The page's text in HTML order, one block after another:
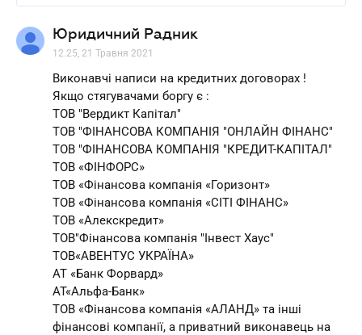
Юридичний Радник
12.25, 21 Травня 2021
Виконавчі написи на кредитних договорах !
Якщо стягувачами боргу є :
ТОВ "Вердикт Капітал"
ТОВ "ФІНАНСОВА КОМПАНІЯ "ОНЛАЙН ФІНАНС"
ТОВ "ФІНАНСОВА КОМПАНІЯ "КРЕДИТ-КАПІТАЛ"
ТОВ «ФІНФОРС»
ТОВ «Фінансова компанія «Горизонт»
ТОВ «Фінансова компанія «СІТІ ФІНАНС»
ТОВ «Алекскредит»
ТОВ"Фінансова компанія "Інвест Хаус"
ТОВ«АВЕНТУС УКРАЇНА»
АТ «Банк Форвард»
АТ«Альфа-Банк»
ТОВ «Фінансова компанія «АЛАНД» та інші
фінансові компанії, а приватний виконавець на